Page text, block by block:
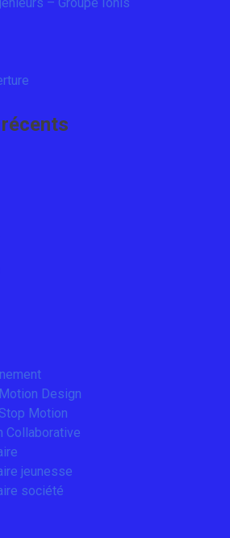
Design
Motion
Collaborative
jeunesse
société